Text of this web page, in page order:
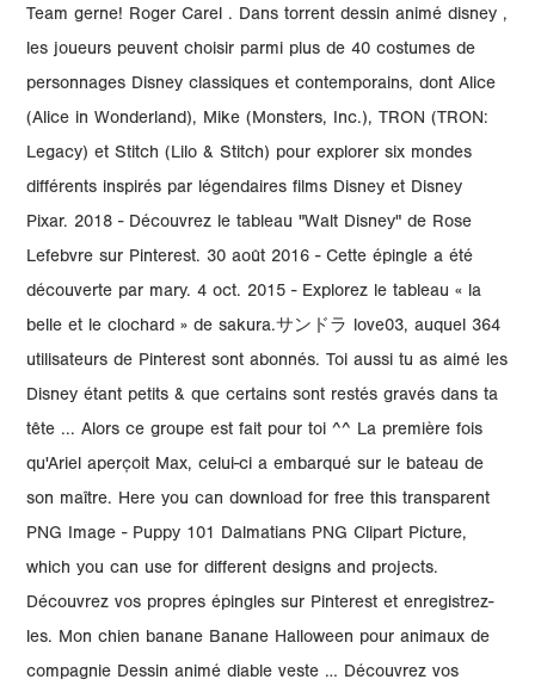
Team gerne! Roger Carel . Dans torrent dessin animé disney ,
les joueurs peuvent choisir parmi plus de 40 costumes de
personnages Disney classiques et contemporains, dont Alice
(Alice in Wonderland), Mike (Monsters, Inc.), TRON (TRON:
Legacy) et Stitch (Lilo & Stitch) pour explorer six mondes
différents inspirés par légendaires films Disney et Disney
Pixar. 2018 - Découvrez le tableau "Walt Disney" de Rose
Lefebvre sur Pinterest. 30 août 2016 - Cette épingle a été
découverte par mary. 4 oct. 2015 - Explorez le tableau « la
belle et le clochard » de sakura.サンドラ love03, auquel 364
utilisateurs de Pinterest sont abonnés. Toi aussi tu as aimé les
Disney étant petits & que certains sont restés gravés dans ta
tête ... Alors ce groupe est fait pour toi ^^ La première fois
qu'Ariel aperçoit Max, celui-ci a embarqué sur le bateau de
son maître. Here you can download for free this transparent
PNG Image - Puppy 101 Dalmatians PNG Clipart Picture,
which you can use for different designs and projects.
Découvrez vos propres épingles sur Pinterest et enregistrez-
les. Mon chien banane Banane Halloween pour animaux de
compagnie Dessin animé diable veste … Découvrez vos